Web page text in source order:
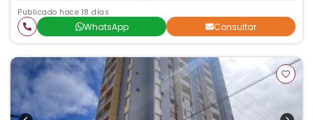
Publicado hace 18 días
WhatsApp Consultar